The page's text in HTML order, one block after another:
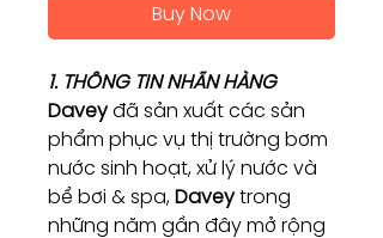
Buy Now
1. THÔNG TIN NHÃN HÀNG
Daveyđã sản xuất các sản
phẩm phục vụ thị trường bơm
nước sinh hoạt, xử lý nước và
bể bơi & spa,Daveytrong
những năm gần đây mở rộng